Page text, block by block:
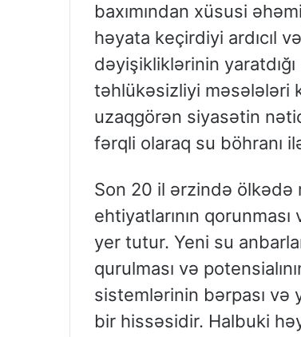
baxımından xüsusi
həyata keçirdiyi ardıcıl
dəyişikliklərinin
təhlükəsizliyi məsələləri
uzaqgörən siyasətin
fərqli olaraq su böhranı
Son 20 il ərzində ölkədə
ehtiyatlarının
yer tutur. Yeni su
qurulması və
sistemlərinin bərpası və
bir hissəsidir. Halbuki